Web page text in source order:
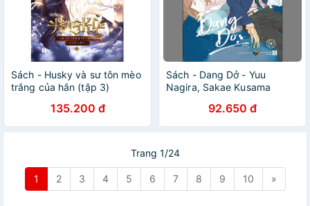
Sách - Husky và sư tôn mèo
trắng của hắn (tập 3)
135.200 đ
Sách - Dang Dở - Yuu
Nagira, Sakae Kusama
92.650 đ
Trang 1/24
1 2 3 4 5 6 7 8 9 10 »